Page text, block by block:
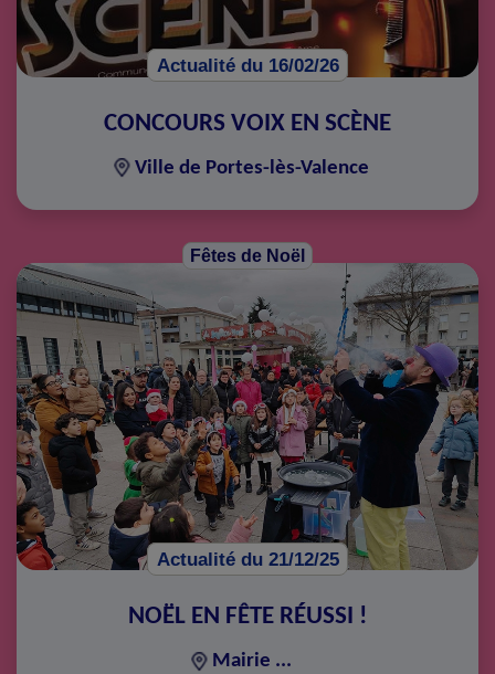
Actualité du 16/02/26
CONCOURS VOIX EN SCÈNE
Ville de Portes-lès-Valence
Fêtes de Noël
Actualité du 21/12/25
NOËL EN FÊTE RÉUSSI !
Mairie ...